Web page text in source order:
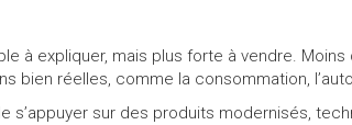
à expliquer, mais plus forte à vendre.
réelles, comme la consommation,
s’appuyer sur des produits modernisés,